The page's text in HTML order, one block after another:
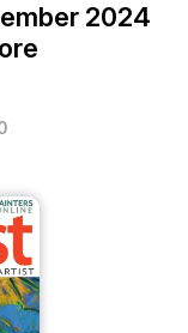
2024